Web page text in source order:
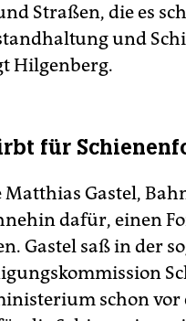
Straßen, die es
und
Hilgenberg.
für
Matthias Gastel,
dafür, einen
Gastel saß in der
schon vor